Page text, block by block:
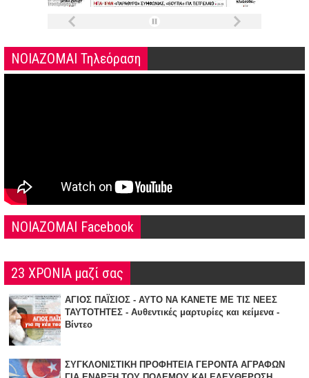
ΝΟΙΑΖΟΜΑΙ Τηλεόραση
NOIAZOMAI Facebook
23 ΧΡΟΝΙΑ μαζί σας
ΑΓΙΟΣ ΠΑΪΣΙΟΣ - ΑΥΤΟ ΝΑ ΚΑΝΕΤΕ ΜΕ ΤΙΣ ΝΕΕΣ
ΤΑΥΤΟΤΗΤΕΣ - Αυθεντικές μαρτυρίες και κείμενα -
Βίντεο
ΣΥΓΚΛΟΝΙΣΤΙΚΗ ΠΡΟΦΗΤΕΙΑ ΓΕΡΟΝΤΑ ΑΓΡΑΦΩΝ